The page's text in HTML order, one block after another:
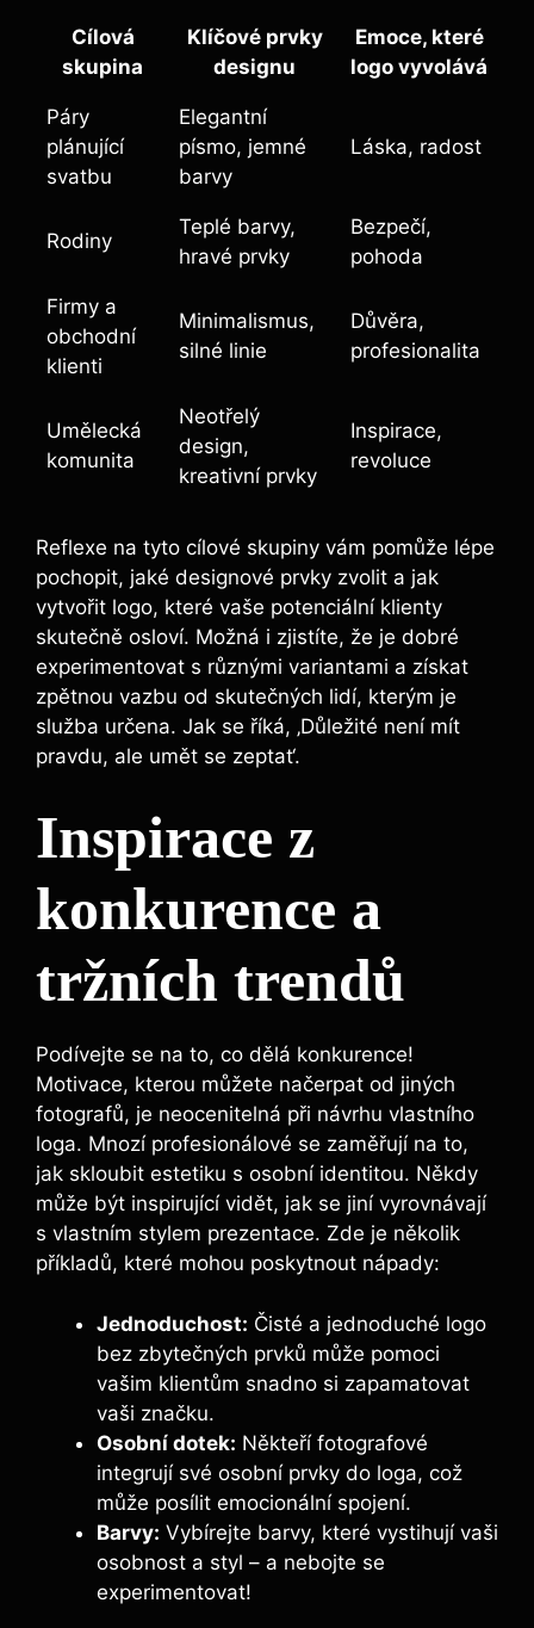
Cílová
skupina
Klíčové prvky
designu
Emoce, které
logo vyvolává
Páry
plánující
svatbu
Elegantní
písmo, jemné
barvy
Láska, radost
Rodiny
Teplé barvy,
hravé prvky
Bezpečí,
pohoda
Firmy a
obchodní
klienti
Minimalismus,
silné linie
Důvěra,
profesionalita
Umělecká
komunita
Neotřelý
design,
kreativní prvky
Inspirace,
revoluce
Reflexe na tyto cílové skupiny vám pomůže lépe
pochopit, jaké designové prvky zvolit a jak
vytvořit logo, které vaše potenciální klienty
skutečně osloví. Možná i zjistíte, že je dobré
experimentovat s různými variantami a získat
zpětnou vazbu od skutečných lidí, kterým je
služba určena. Jak se říká, ‚Důležité není mít
pravdu, ale umět se zeptat‘.
Inspirace z
konkurence a
tržních trendů
Podívejte se na to, co dělá konkurence!
Motivace, kterou můžete načerpat od jiných
fotografů, je neocenitelná při návrhu vlastního
loga. Mnozí profesionálové se zaměřují na to,
jak skloubit estetiku s osobní identitou. Někdy
může být inspirující vidět, jak se jiní vyrovnávají
s vlastním stylem prezentace. Zde je několik
příkladů, které mohou poskytnout nápady:
Jednoduchost: Čisté a jednoduché logo
bez zbytečných prvků může pomoci
vašim klientům snadno si zapamatovat
vaši značku.
Osobní dotek: Někteří fotografové
integrují své osobní prvky do loga, což
může posílit emocionální spojení.
Barvy: Vybírejte barvy, které vystihují vaši
osobnost a styl – a nebojte se
experimentovat!